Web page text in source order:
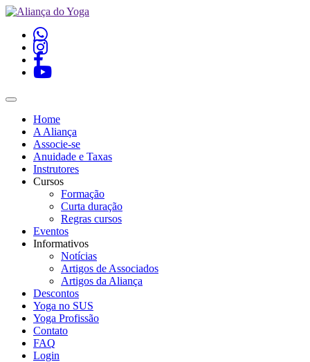
Home
A Aliança
Associe-se
Anuidade e Taxas
Instrutores
Cursos
Formação
Curta duração
Regras cursos
Eventos
Informativos
Notícias
Artigos de Associados
Artigos da Aliança
Descontos
Yoga no SUS
Yoga Profissão
Contato
FAQ
Login